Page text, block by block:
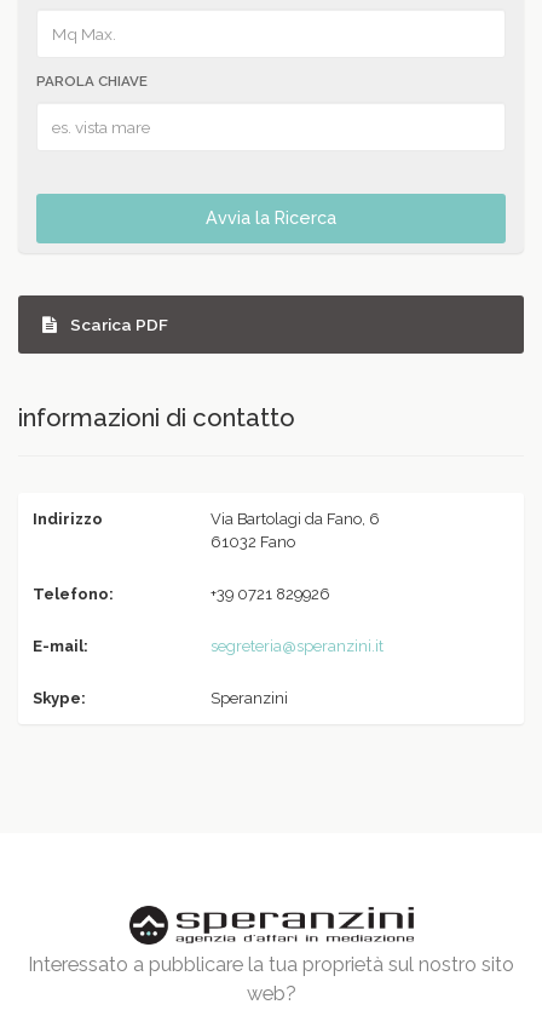
PAROLA CHIAVE
Avvia la Ricerca
Scarica PDF
informazioni di contatto
Indirizzo
Via Bartolagi da Fano, 6
61032 Fano
Telefono: +39 0721 829926
E-mail: segreteria@speranzini.it
Skype: Speranzini
Interessato a pubblicare la tua proprietà sul nostro sito
web?